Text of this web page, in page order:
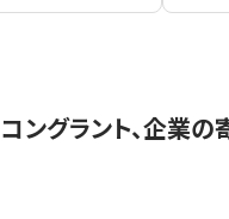
コングラント、企業